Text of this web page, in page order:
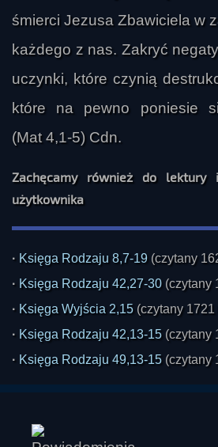
śmierci Jezusa Zbawiciela w
każdego z nas. Zakryć
uczynki, które czynią
które na pewno poniesie
(Mat 4,1-5) Cdn.
Zachęcamy również do lektury
użytkownika
· Księga Rodzaju 8,7-19 (czytany
· Księga Rodzaju 42,27-30 (czytany
· Księga Wyjścia 2,15 (czytany 1721
· Księga Rodzaju 42,13-15 (czytany
· Księga Rodzaju 49,13-15 (czytany